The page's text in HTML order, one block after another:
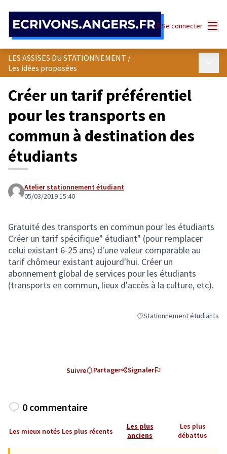
Se connecter
LES ASSISES DU STATIONNEMENT /
Les idées proposées
Créer un tarif préférentiel
pour les transports en
commun à destination des
étudiants
Atelier stationnement étudiant
05/03/2019 15:40
Gratuité des transports en commun pour les étudiants
Créer un tarif spécifique" étudiant" (pour remplacer
celui existant 6-25 ans) d'une valeur comparable au
tarif chômeur existant aujourd'hui. Créer un
abonnement global de services pour les étudiants
(transports en commun, lieux d'accès à la culture, etc).
Filtrer les résultats de la
Stationnement étudiants
Suivre Partager Signaler
0 commentaire
Les mieux notés Les plus récents
Les plus
anciens
Les plus
débattus